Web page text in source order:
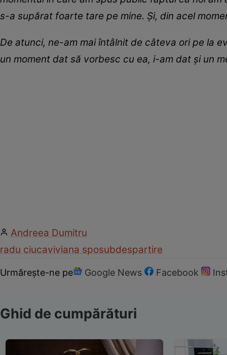
s-a supărat foarte tare pe mine. Și, din acel
De atunci, ne-am mai întâlnit de câteva ori pe la
un moment dat să vorbesc cu ea, i-am dat și un
Andreea Dumitru
radu ciucaviviana sposubdespartire
Urmărește-ne pe Google News Facebook
Ghid de cumpărături